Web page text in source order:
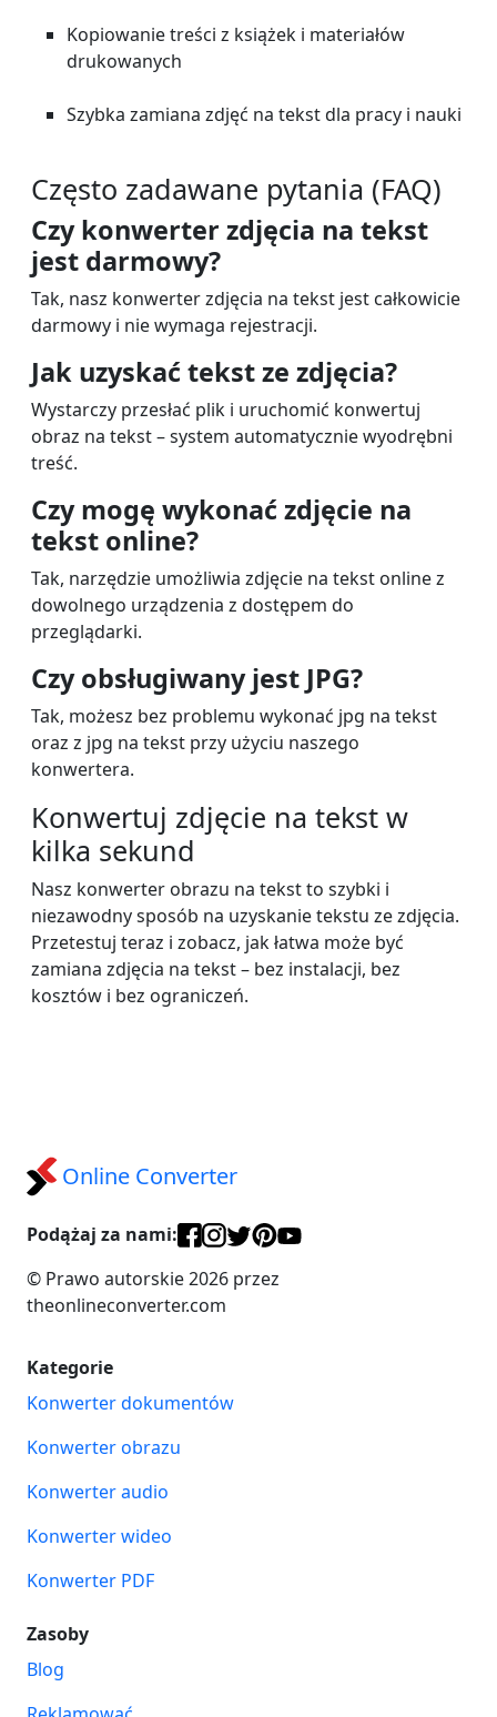
Kopiowanie treści z książek i materiałów
drukowanych
Szybka zamiana zdjęć na tekst dla pracy i nauki
Często zadawane pytania (FAQ)
Czy konwerter zdjęcia na tekst
jest darmowy?
Tak, nasz konwerter zdjęcia na tekst jest całkowicie
darmowy i nie wymaga rejestracji.
Jak uzyskać tekst ze zdjęcia?
Wystarczy przesłać plik i uruchomić konwertuj
obraz na tekst – system automatycznie wyodrębni
treść.
Czy mogę wykonać zdjęcie na
tekst online?
Tak, narzędzie umożliwia zdjęcie na tekst online z
dowolnego urządzenia z dostępem do
przeglądarki.
Czy obsługiwany jest JPG?
Tak, możesz bez problemu wykonać jpg na tekst
oraz z jpg na tekst przy użyciu naszego
konwertera.
Konwertuj zdjęcie na tekst w
kilka sekund
Nasz konwerter obrazu na tekst to szybki i
niezawodny sposób na uzyskanie tekstu ze zdjęcia.
Przetestuj teraz i zobacz, jak łatwa może być
zamiana zdjęcia na tekst – bez instalacji, bez
kosztów i bez ograniczeń.
Online Converter
Podążaj za nami:
© Prawo autorskie 2026 przez
theonlineconverter.com
Kategorie
Konwerter dokumentów
Konwerter obrazu
Konwerter audio
Konwerter wideo
Konwerter PDF
Zasoby
Blog